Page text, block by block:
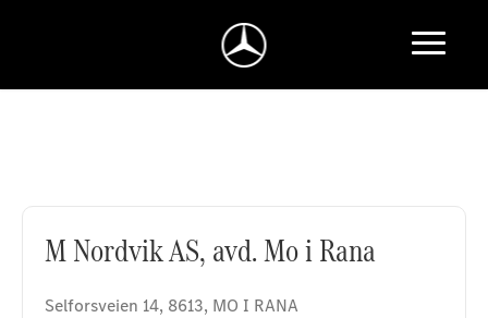
M Nordvik AS, avd. Mo i Rana
Selforsveien 14, 8613, MO I RANA